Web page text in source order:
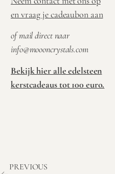
en vraag je cadeaubon aan
of mail direct naar
info@moooncrystals.com
Bekijk hier alle edelsteen
kerstcadeaus tot 100 euro.
PREVIOUS